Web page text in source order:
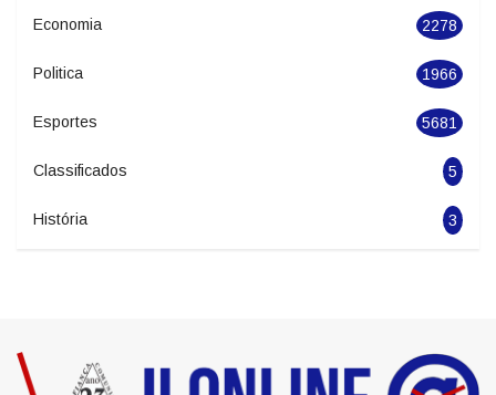
Geral 2846
Seguranca 1627
Economia 2278
Politica 1966
Esportes 5681